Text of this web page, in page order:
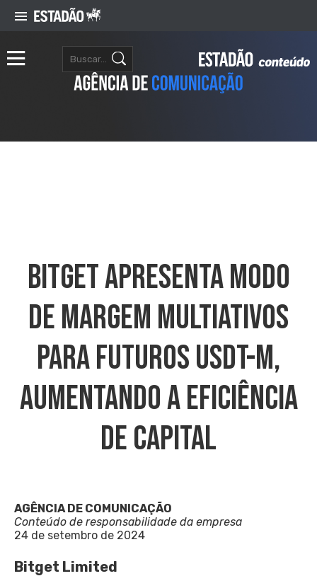
Bitget Apresenta Modo
De Margem Multiativos
Para Futuros USDT-M,
Aumentando A Eficiência
De Capital
AGÊNCIA DE COMUNICAÇÃO
Conteúdo de responsabilidade da empresa
24 de setembro de 2024
Bitget Limited